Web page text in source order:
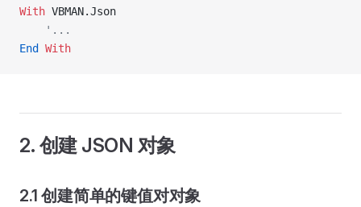
With VBMAN.Json
    '...
End
With
2. 创建 JSON 对象
2.1 创建简单的键值对对象